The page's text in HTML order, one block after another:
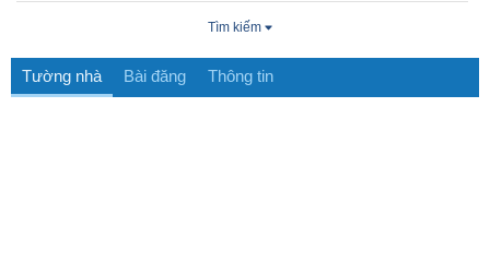
Tìm kiếm
Tường nhà Bài đăng Thông tin